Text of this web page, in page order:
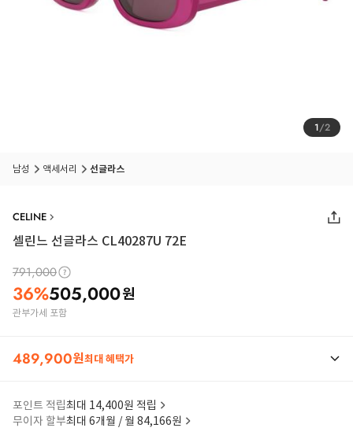
1/2
남성 액세서리 선글라스
CELINE
셀린느 선글라스 CL40287U 72E
791,000
36%505,000원
관부가세 포함
489,900원최대 혜택가
포인트 적립최대 14,400원 적립
무이자 할부최대 6개월 / 월 84,166원